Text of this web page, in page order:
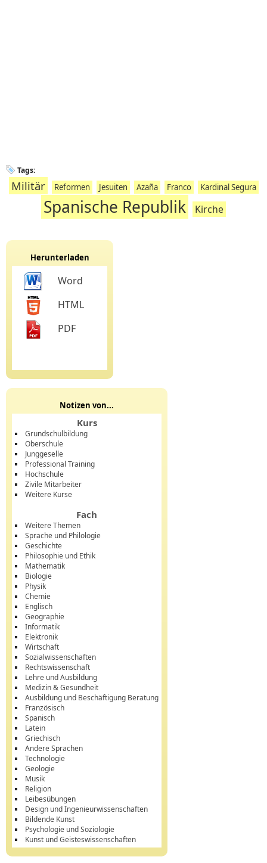
Tags:
Militär Reformen Jesuiten Azaña Franco Kardinal Segura
Spanische Republik Kirche
Herunterladen
Word
HTML
PDF
Notizen von...
Kurs
Grundschulbildung
Oberschule
Junggeselle
Professional Training
Hochschule
Zivile Mitarbeiter
Weitere Kurse
Fach
Weitere Themen
Sprache und Philologie
Geschichte
Philosophie und Ethik
Mathematik
Biologie
Physik
Chemie
Englisch
Geographie
Informatik
Elektronik
Wirtschaft
Sozialwissenschaften
Rechtswissenschaft
Lehre und Ausbildung
Medizin & Gesundheit
Ausbildung und Beschäftigung Beratung
Französisch
Spanisch
Latein
Griechisch
Andere Sprachen
Technologie
Geologie
Musik
Religion
Leibesübungen
Design und Ingenieurwissenschaften
Bildende Kunst
Psychologie und Soziologie
Kunst und Geisteswissenschaften